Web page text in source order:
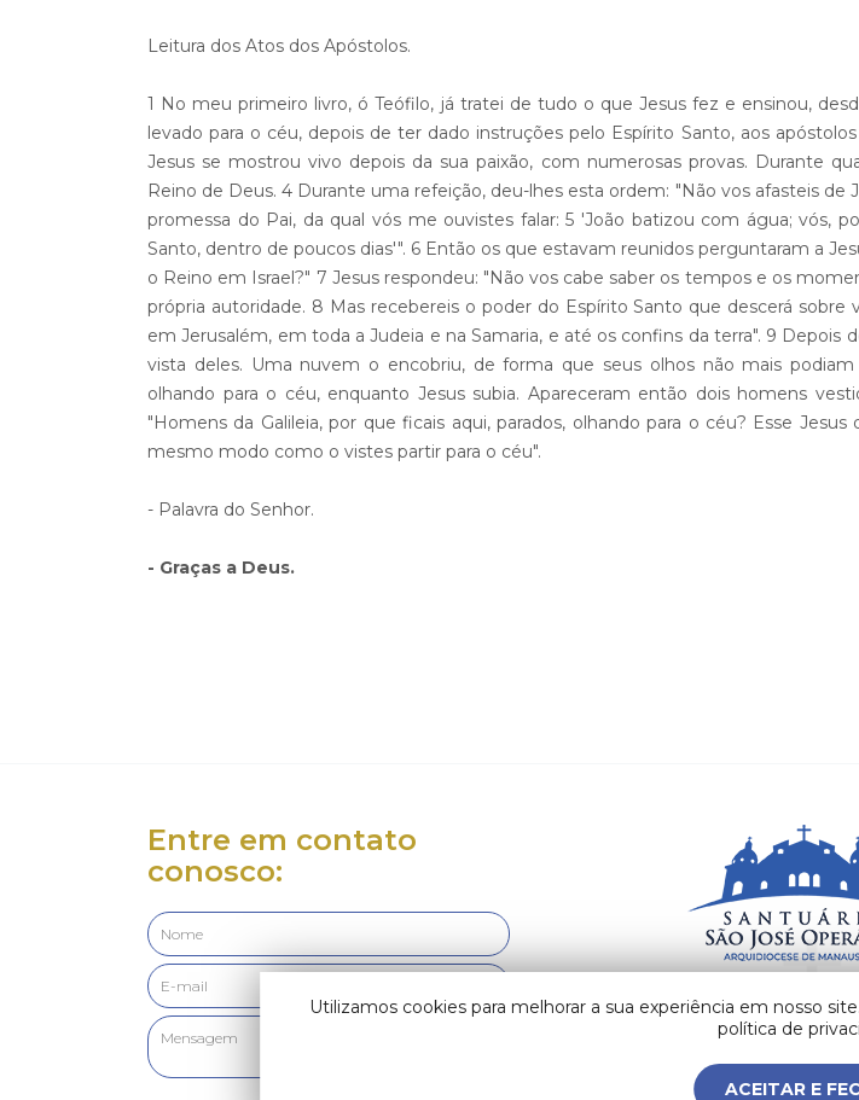
Utilizamos cookies para melhorar a sua experiência em nosso
política de
ACEITAR E
Leitura dos Atos dos Apóstolos.
1 No meu primeiro livro, ó Teófilo, já tratei de tudo o que Jesus fez e ensinou,
levado para o céu, depois de ter dado instruções pelo Espírito Santo, aos
Jesus se mostrou vivo depois da sua paixão, com numerosas provas. Durante
Reino de Deus. 4 Durante uma refeição, deu-lhes esta ordem: "Não vos afasteis de
promessa do Pai, da qual vós me ouvistes falar: 5 'João batizou com água; vós,
Santo, dentro de poucos dias'". 6 Então os que estavam reunidos perguntaram a
o Reino em Israel?" 7 Jesus respondeu: "Não vos cabe saber os tempos e os
própria autoridade. 8 Mas recebereis o poder do Espírito Santo que descerá sobre
em Jerusalém, em toda a Judeia e na Samaria, e até os confins da terra". 9 Depois
vista deles. Uma nuvem o encobriu, de forma que seus olhos não mais
olhando para o céu, enquanto Jesus subia. Apareceram então dois homens
"Homens da Galileia, por que ficais aqui, parados, olhando para o céu? Esse
mesmo modo como o vistes partir para o céu".
- Palavra do Senhor.
- Graças a Deus.
Entre em contato
conosco:
Av. Visconde de Porto Alegre, n°
69020-130 Manaus -